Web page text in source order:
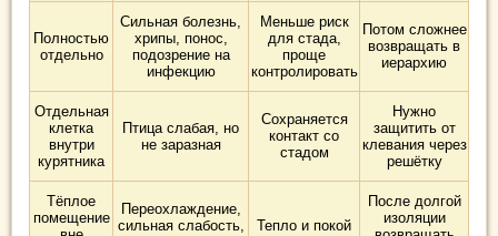
Полностью
отдельно
Сильная болезнь,
хрипы, понос,
подозрение на
инфекцию
Меньше риск
для стада,
проще
контролировать
Потом сложнее
возвращать в
иерархию
Отдельная
клетка
внутри
курятника
Птица слабая, но
не заразная
Сохраняется
контакт со
стадом
Нужно
защитить от
клевания через
решётку
Тёплое
помещение
Переохлаждение,
сильная слабость,
Тепло и покой
После долгой
изоляции